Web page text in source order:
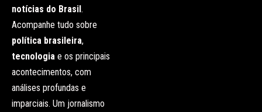
notícias do Brasil .
Acompanhe tudo sobre
política brasileira,
tecnologia e os principais
acontecimentos, com
análises profundas e
imparciais. Um jornalismo